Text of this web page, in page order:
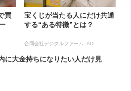
買
宝くじが当たる人にだけ共通
する“ある特徴”とは？
合同会社デジタルファーム AD
に大金持ちになりたい人だけ見